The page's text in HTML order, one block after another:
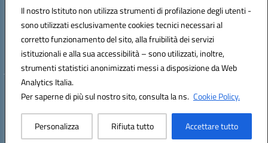
Il nostro Istituto non utilizza strumenti di profilazione degli utenti -
sono utilizzati esclusivamente cookies tecnici necessari al
corretto funzionamento del sito, alla fruibilità dei servizi
istituzionali e alla sua accessibilità – sono utilizzati, inoltre,
strumenti statistici anonimizzati messi a disposizione da Web
Analytics Italia.
Per saperne di più sul nostro sito, consulta la ns. Cookie Policy.
Personalizza Rifiuta tutto Accettare tutto
Codice fiscale: 93063510619
Codice meccanografico:CEIS014005
Codice Indice delle Pubbliche Amministrazioni (IPA): istsc_ceis014005
Codice unico di fatturazione (CUF): UOU8EW
Hosting & Powered by 3D Solution S.r.l.
Concept & Design by Designers Italia